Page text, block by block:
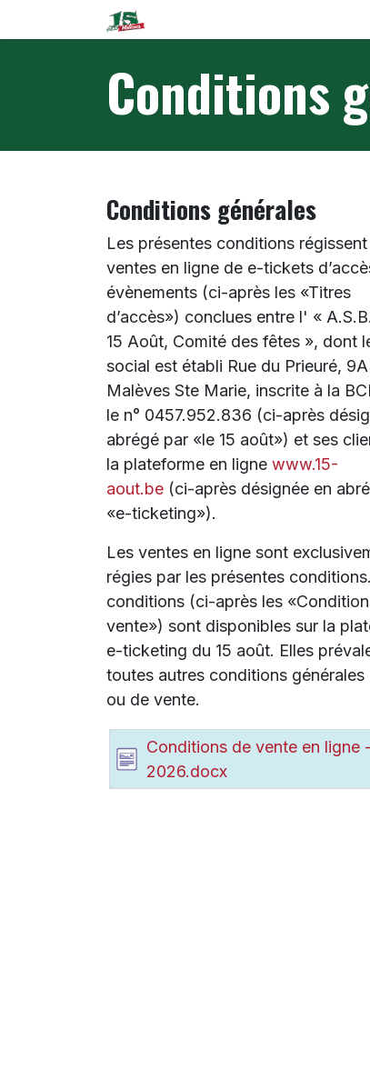
Se rendre au contenu
Conditions
Conditions générales
Les présentes conditions
ventes en ligne de e-tickets
évènements (ci-après les «Titres
d’accès») conclues entre l' «
15 Août, Comité des fêtes », dont
social est établi Rue du Prieuré,
Malèves Ste Marie, inscrite à la
le n° 0457.952.836 (ci-après
abrégé par «le 15 août») et ses
la plateforme en ligne www.15-
aout.be (ci-après désignée en
«e-ticketing»).
Les ventes en ligne sont
régies par les présentes
conditions (ci-après les
vente») sont disponibles sur la
e-ticketing du 15 août. Elles
toutes autres conditions générales
ou de vente.
Conditions de vente en ligne -
2026.docx